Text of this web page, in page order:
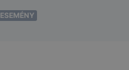
ESEMÉNY